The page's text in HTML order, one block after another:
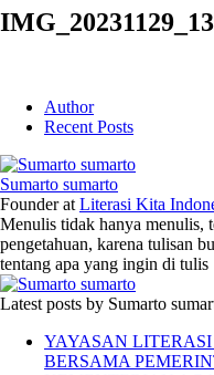
Author
Recent Posts
Sumarto sumarto
Founderat Literasi Kita
Menulis tidak hanya menulis,
pengetahuan, karena tulisan
tentang apa yang ingin di tulis
Latest posts by Sumarto
YAYASAN
BERSAMA